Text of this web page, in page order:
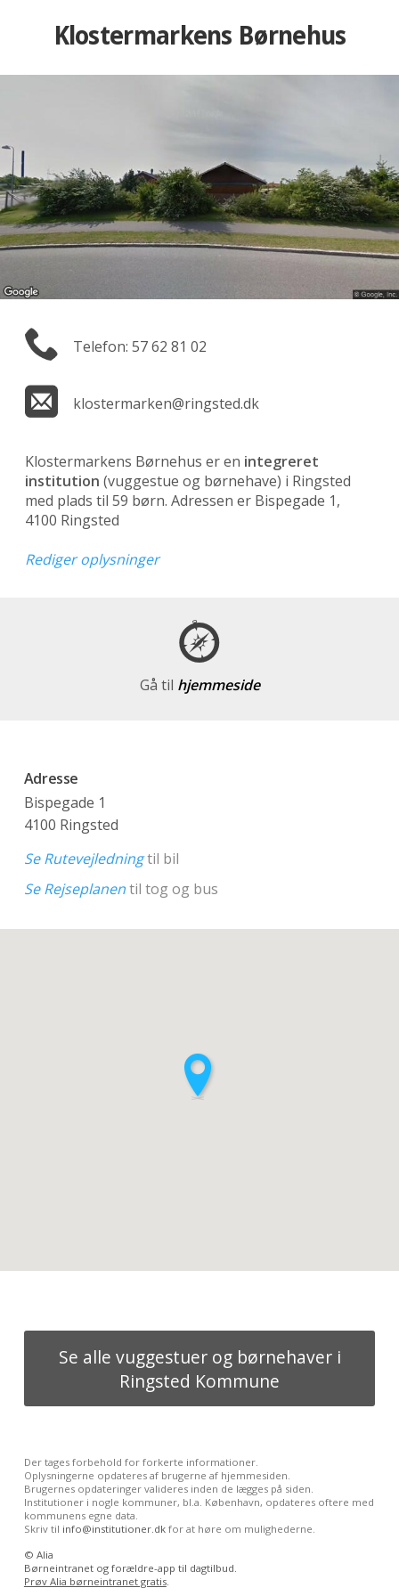
Klostermarkens Børnehus
Telefon: 57 62 81 02
klostermarken@ringsted.dk
Klostermarkens Børnehus er en integreret
institution (vuggestue og børnehave) i Ringsted
med plads til 59 børn. Adressen er Bispegade 1,
4100 Ringsted
Rediger oplysninger
Gå til hjemmeside
Adresse
Bispegade 1
4100 Ringsted
Se Rutevejledningtil bil
Se Rejseplanentil tog og bus
Se alle vuggestuer og børnehaver i
Ringsted Kommune
Der tages forbehold for forkerte informationer.
Oplysningerne opdateres af brugerne af hjemmesiden.
Brugernes opdateringer valideres inden de lægges på siden.
Institutioner i nogle kommuner, bl.a. København, opdateres oftere med
kommunens egne data.
Skriv til info@institutioner.dkfor at høre om mulighederne.
© Alia
Børneintranet og forældre-app til dagtilbud.
Prøv Alia børneintranet gratis.